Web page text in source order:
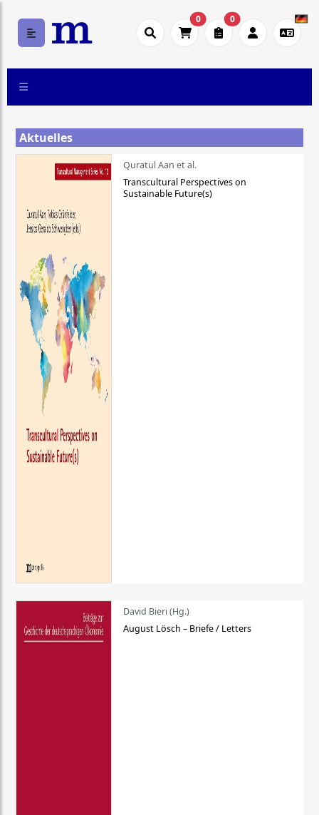
0 0
Aktuelles
Quratul Aan et al.
Transcultural Perspectives on
Sustainable Future(s)
David Bieri (Hg.)
August Lösch – Briefe / Letters